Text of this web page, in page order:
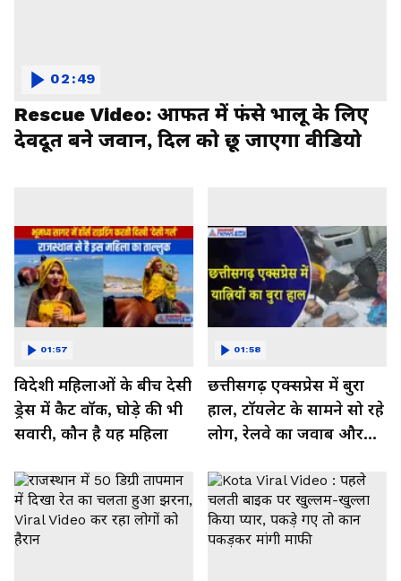
Rescue Video: आफत में फंसे भालू के लिए
देवदूत बने जवान, दिल को छू जाएगा वीडियो
02:49
विदेशी महिलाओं के बीच देसी
ड्रेस में कैट वॉक, घोड़े की भी
सवारी, कौन है यह महिला
01:57
छत्तीसगढ़ एक्सप्रेस में बुरा
हाल, टॉयलेट के सामने सो रहे
लोग, रेलवे का जवाब और
Video
01:58